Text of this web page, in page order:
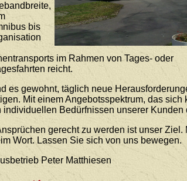
bis
im Rahmen von Tages- oder
reicht.
es gewohnt, täglich neue
Mit einem Angebotsspektrum, das sich
individuellen Bedürfnissen unserer Kunden
gerecht zu werden ist unser Ziel.
Wort. Lassen Sie sich von uns bewegen.
Peter Matthiesen